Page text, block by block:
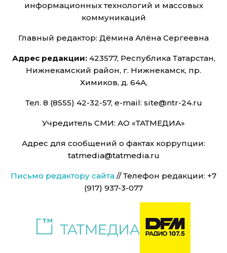
информационных технологий и массовых
коммуникаций
Главный редактор: Дёмина Алёна Сергеевна
Адрес редакции:423577, Республика Татарстан,
Нижнекамский район, г. Нижнекамск, пр.
Химиков, д. 64А,
Тел. 8 (8555) 42-32-57, e-mail: site@ntr-24.ru
Учредитель СМИ: АО «ТАТМЕДИА»
Адрес для сообщений о фактах коррупции:
tatmedia@tatmedia.ru
Письмо редактору сайта // Телефон редакции: +7
(917) 937-3-077